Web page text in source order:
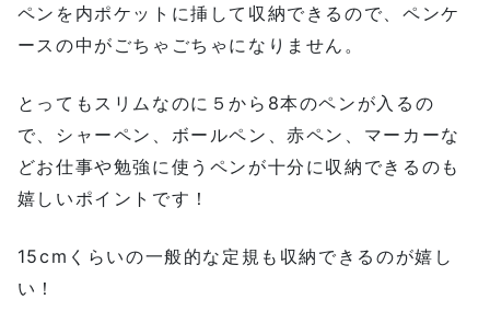
ペンを内ポケットに挿して収納できるので、ペンケ
ースの中がごちゃごちゃになりません。
とってもスリムなのに５から8本のペンが入るの
で、シャーペン、ボールペン、赤ペン、マーカーな
どお仕事や勉強に使うペンが十分に収納できるのも
嬉しいポイントです！
15cmくらいの一般的な定規も収納できるのが嬉し
い！